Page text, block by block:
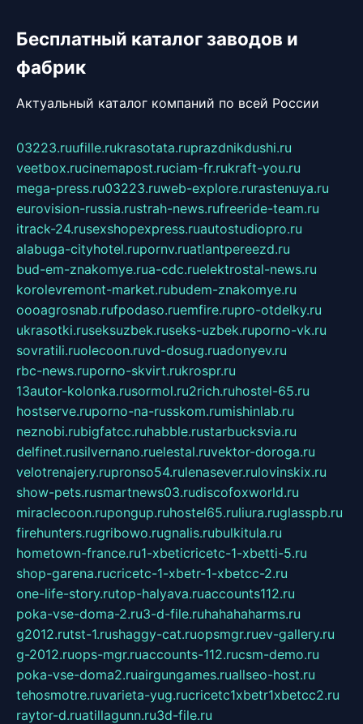
Бесплатный каталог заводов и
фабрик
Актуальный каталог компаний по всей России
03223.ruufille.rukrasotata.ruprazdnikdushi.ru
veetbox.rucinemapost.ruciam-fr.rukraft-you.ru
mega-press.ru03223.ruweb-explore.rurastenuya.ru
eurovision-russia.rustrah-news.rufreeride-team.ru
itrack-24.rusexshopexpress.ruautostudiopro.ru
alabuga-cityhotel.rupornv.ruatlantpereezd.ru
bud-em-znakomye.rua-cdc.ruelektrostal-news.ru
korolevremont-market.rubudem-znakomye.ru
oooagrosnab.rufpodaso.ruemfire.rupro-otdelky.ru
ukrasotki.ruseksuzbek.ruseks-uzbek.ruporno-vk.ru
sovratili.ruolecoon.ruvd-dosug.ruadonyev.ru
rbc-news.ruporno-skvirt.rukrospr.ru
13autor-kolonka.rusormol.ru2rich.ruhostel-65.ru
hostserve.ruporno-na-russkom.rumishinlab.ru
neznobi.rubigfatcc.ruhabble.rustarbucksvia.ru
delfinet.rusilvernano.ruelestal.ruvektor-doroga.ru
velotrenajery.rupronso54.rulenasever.rulovinskix.ru
show-pets.rusmartnews03.rudiscofoxworld.ru
miraclecoon.rupongup.ruhostel65.ruliura.ruglasspb.ru
firehunters.rugribowo.rugnalis.rubulkitula.ru
hometown-france.ru1-xbeticricetc-1-xbetti-5.ru
shop-garena.rucricetc-1-xbetr-1-xbetcc-2.ru
one-life-story.rutop-halyava.ruaccounts112.ru
poka-vse-doma-2.ru3-d-file.ruhahahaharms.ru
g2012.rutst-1.rushaggy-cat.ruopsmgr.ruev-gallery.ru
g-2012.ruops-mgr.ruaccounts-112.rucsm-demo.ru
poka-vse-doma2.ruairgungames.ruallseo-host.ru
tehosmotre.ruvarieta-yug.rucricetc1xbetr1xbetcc2.ru
raytor-d.ruatillagunn.ru3d-file.ru